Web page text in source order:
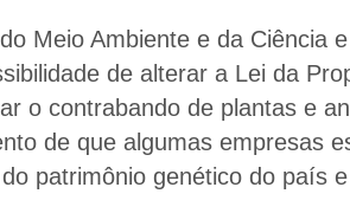
Meio Ambiente e da Ciência
de alterar a Lei da
o contrabando de plantas e
de que algumas empresas
patrimônio genético do país